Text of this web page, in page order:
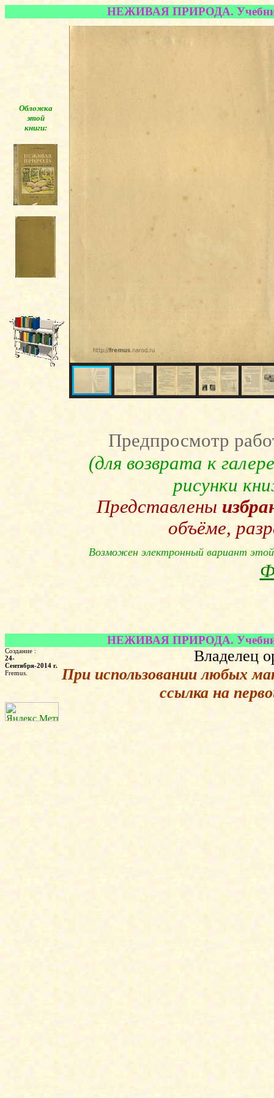
НЕЖИВАЯ ПРИРОДА.
Обложка
этой
книги:
◄
Предпросмотр
(для возврата к
рисунки
Представлены
объёме,
Возможен электронный вариант
НЕЖИВАЯ ПРИРОДА.
Создание :
24-
Сентября-2014 г.
Fremus.
Владелец
При использовании любых
ссылка на